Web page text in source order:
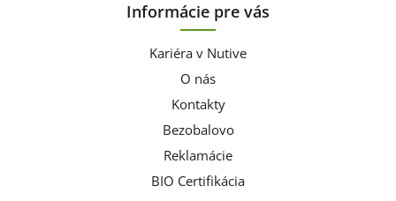
Informácie pre vás
Kariéra v Nutive
O nás
Kontakty
Bezobalovo
Reklamácie
BIO Certifikácia